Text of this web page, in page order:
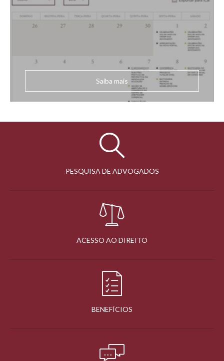
Saiba mais
PESQUISA DE ADVOGADOS
ACESSO AO DIREITO
BENEFÍCIOS